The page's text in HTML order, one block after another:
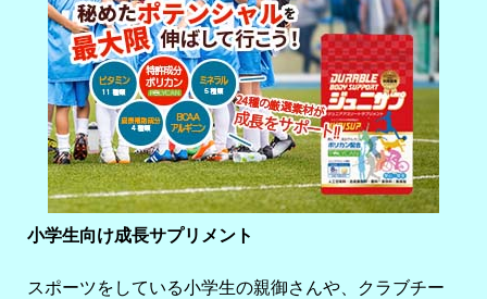
小学生向け成長サプリメント
スポーツをしている小学生の親御さんや、クラブチー